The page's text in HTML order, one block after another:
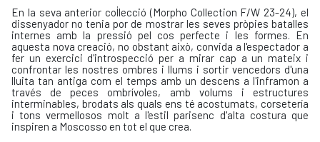
En la seva anterior col·lecció (Morpho Collection F/W 23-24), el
dissenyador no tenia por de mostrar les seves pròpies batalles
internes amb la pressió pel cos perfecte i les formes. En
aquesta nova creació, no obstant això, convida a l'espectador a
fer un exercici d'introspecció per a mirar cap a un mateix i
confrontar les nostres ombres i llums i sortir vencedors d'una
lluita tan antiga com el temps amb un descens a l'inframon a
través de peces ombrívoles, amb volums i estructures
interminables, brodats als quals ens té acostumats, corsetería
i tons vermellosos molt a l'estil parisenc d'alta costura que
inspiren a Moscosso en tot el que crea.